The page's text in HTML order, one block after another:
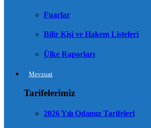
Fuarlar
Bilir Kişi ve Hakem Listeleri
Ülke Raporları
Mevzuat
Tarifelerimiz
2026 Yılı Odamız Tarifeleri